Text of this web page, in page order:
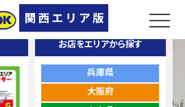
お店をエリアから探す
兵庫県
大阪府